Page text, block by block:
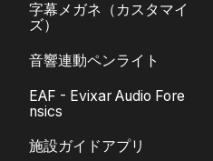
字幕メガネ（カスタマイ
ズ）
音響連動ペンライト
EAF - Evixar Audio Fore
nsics
施設ガイドアプリ